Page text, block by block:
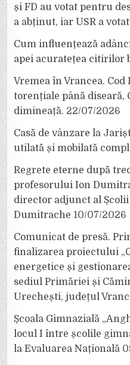
și FD au votat pentru
a abținut, iar USR a
Cum influențează
apei acuratețea citirilor
Vremea în Vrancea.
torențiale până diseară,
dimineață. 22/07/2026
Casă de vânzare la
utilată și mobilată
Regrete eterne după
profesorului Ion
director adjunct al
Dumitrache 10/07/2026
Comunicat de presă.
finalizarea proiectului
energetice și
sediul Primăriei și
Urechești, județul
Școala Gimnazială
locul I între școlile
la Evaluarea Națională